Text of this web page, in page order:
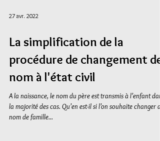
27 avr. 2022
La simplification de la
procédure de changement de
nom à l'état civil
A la naissance, le nom du père est transmis à l’enfant dans